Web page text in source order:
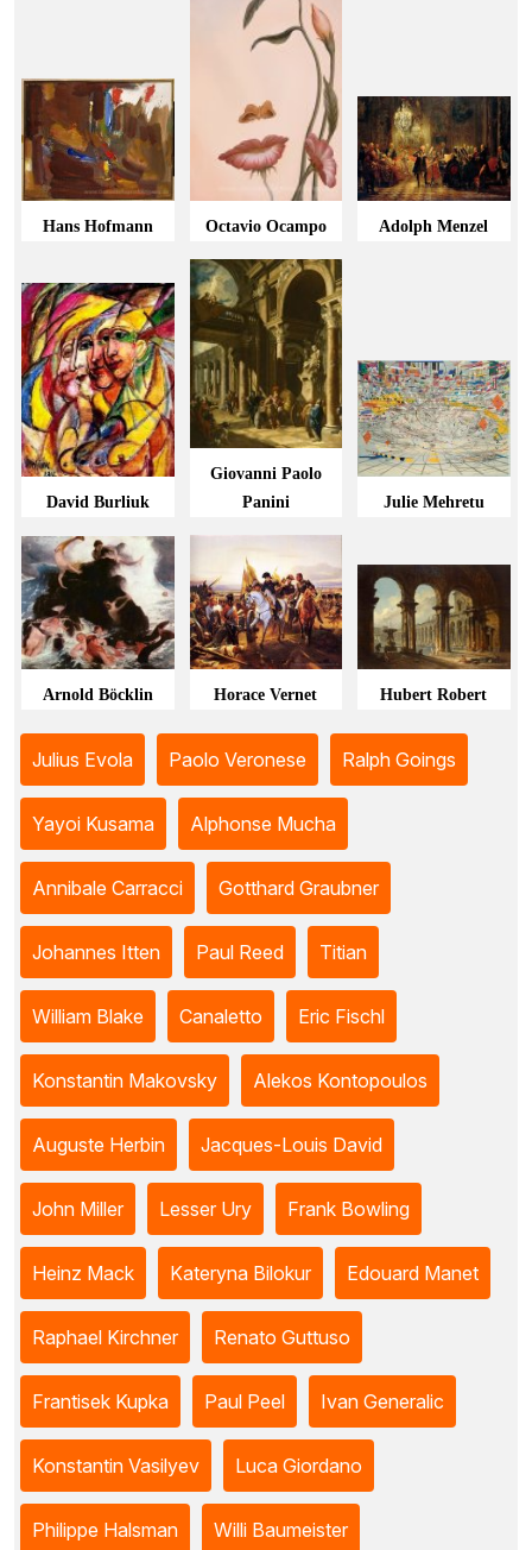
Hans Hofmann Octavio Ocampo Adolph Menzel
David Burliuk
Giovanni Paolo
Panini
Julie Mehretu
Arnold Böcklin Horace Vernet Hubert Robert
Julius Evola Paolo Veronese Ralph Goings
Yayoi Kusama Alphonse Mucha
Annibale Carracci Gotthard Graubner
Johannes Itten Paul Reed Titian
William Blake Canaletto Eric Fischl
Konstantin Makovsky Alekos Kontopoulos
Auguste Herbin Jacques-Louis David
John Miller Lesser Ury Frank Bowling
Heinz Mack Kateryna Bilokur Edouard Manet
Raphael Kirchner Renato Guttuso
Frantisek Kupka Paul Peel Ivan Generalic
Konstantin Vasilyev Luca Giordano
Philippe Halsman Willi Baumeister